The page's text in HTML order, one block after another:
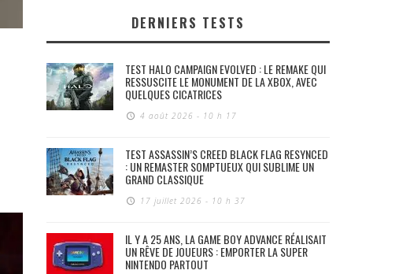
DERNIERS TESTS
TEST HALO CAMPAIGN EVOLVED : LE REMAKE QUI
RESSUSCITE LE MONUMENT DE LA XBOX, AVEC
QUELQUES CICATRICES
4 août 2026 - 10 h 17
TEST ASSASSIN’S CREED BLACK FLAG RESYNCED
: UN REMASTER SOMPTUEUX QUI SUBLIME UN
GRAND CLASSIQUE
17 juillet 2026 - 10 h 37
IL Y A 25 ANS, LA GAME BOY ADVANCE RÉALISAIT
UN RÊVE DE JOUEURS : EMPORTER LA SUPER
NINTENDO PARTOUT